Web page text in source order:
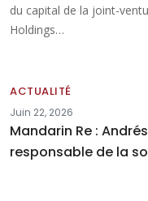
du capital de la joint-
Holdings…
ACTUALITÉ
Juin 22, 2026
Mandarin Re :
responsable de la